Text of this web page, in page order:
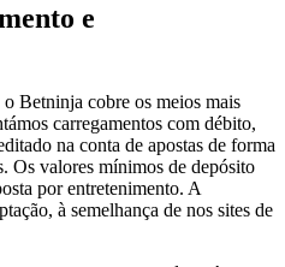
e
Betninja cobre os meios mais
carregamentos com débito,
na conta de apostas de forma
Os valores mínimos de depósito
por entretenimento. A
à semelhança de nos sites de